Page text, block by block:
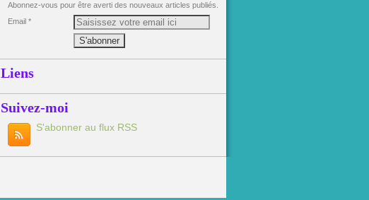
Abonnez-vous pour être averti des nouveaux articles publiés.
Email
Liens
Suivez-moi
S'abonner au flux RSS